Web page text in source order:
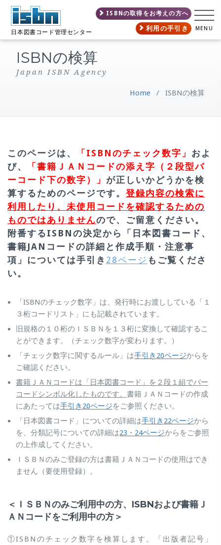
日本図書コード管理センター MENU
ISBNの取得をお考えの方へ
利用の手引き
ISBNの検算
Japan ISBN Agency
Home / ISBNの検算
このページは、 「ISBNのチェック数字」 およ
び、
「書籍ＪＡＮコードの添え字（２段型バ
ーコード下の数字）」 が正しいかどうかを検
算するためのページです。 登録内容の検索に
利用したり、未使用コードを確認するための
ものではありませんので、ご留意ください。
附番するISBNの決定から「日本図書コード、
書籍JANコードの詳細と作成手順・注意事
項」については手引き 28ページ もご覧くださ
い。
「ISBNのチェック数字」は、発行時にお渡ししている「１
３桁コードリスト」にも記載されています。
旧規格の１０桁のＩＳＢＮを１３桁に変換して確認するこ
とができます。（チェック数字が変わります。）
「チェック数字に関するルール」は手引き20ページからを
ご確認ください。
書籍ＪＡＮコードは「日本図書コード」を２段１組でバー
コードシンボル化したものです。 書籍ＪＡＮコードの作成
にあたっては手引き20ページをご参照ください。
「日本図書コード」についての詳細は手引き22ページから
を、分類記号についての詳細は23・24ページからをご参照
の上作成してください。
ＩＳＢＮのみご登録の方は書籍ＪＡＮコードの使用はでき
ません（要使用登録）。
＜ＩＳＢＮのみご利用中の方、ISBNおよび書籍Ｊ
ＡＮコードをご利用中の方＞
①ISBNのチェック数字を検算します。「出版者記号」